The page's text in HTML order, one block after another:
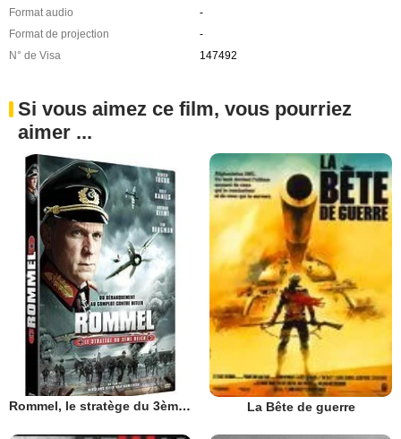
Format audio
-
Format de projection
-
N° de Visa
147492
Si vous aimez ce film, vous pourriez
aimer ...
Rommel, le stratège du 3ème Reich La Bête de guerre